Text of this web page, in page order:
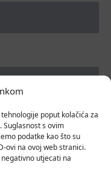
poput kolačića za
s ovim
podatke kao što su
ovi na ovoj web stranici.
utjecati na